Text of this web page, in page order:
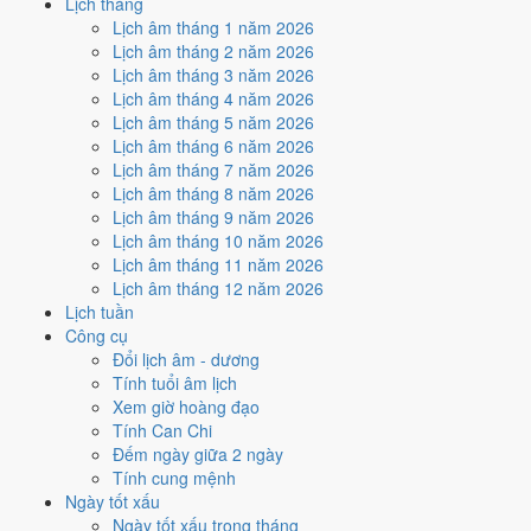
Lịch âm tháng 1 năm 2026
Lịch âm tháng 2 năm 2026
Lịch âm tháng 3 năm 2026
Lịch âm tháng 4 năm 2026
Lịch âm tháng 5 năm 2026
Lịch âm tháng 6 năm 2026
Lịch âm tháng 7 năm 2026
Lịch âm tháng 8 năm 2026
Lịch âm tháng 9 năm 2026
Lịch âm tháng 10 năm 2026
Lịch âm tháng 11 năm 2026
Lịch âm tháng 12 năm 2026
Lịch tuần
Công cụ
Đổi lịch âm - dương
Tính tuổi âm lịch
Xem giờ hoàng đạo
Tính Can Chi
Đếm ngày giữa 2 ngày
Tính cung mệnh
Ngày tốt xấu
Ngày tốt xấu trong tháng
Động thổ - khởi công hôm nay ởmức trung bình (4/10)
Ngày Hắc Đạogây bất lợi.
Cách tính ngày tốt
Nhập trạch - vào nhà mới
Trung bình
Nhập trạch - vào nhà mới hôm nay ở
Ngày Hắc Đạogây bất lợi.
Cách tính ngày tốt
Mua xe - tậu xe
Trung bình
Mua xe - tậu xe hôm nay ởmức trung bình (4/10)
Hắc Đạogây bất lợi.
Cách tính ngày tốt
Xuất hành - đi xa
Trung bình
Xuất hành - đi xa hôm nay ở
Hắc Đạogây bất lợi.
Cách tính ngày tốt
Tìm hiểu cách chấm: Trực Bình nghĩa là gì